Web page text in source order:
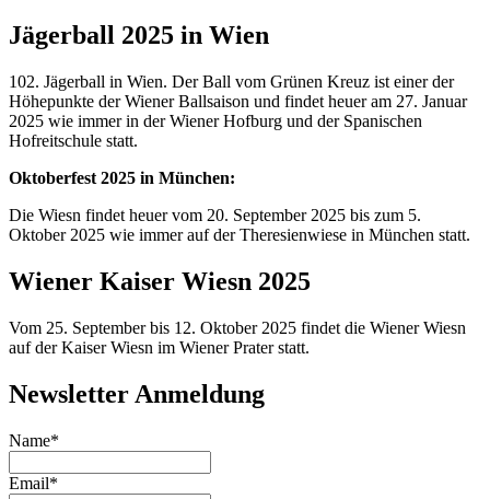
Jägerball 2025 in Wien
102. Jägerball in Wien. Der Ball vom Grünen Kreuz ist einer der
Höhepunkte der Wiener Ballsaison und findet heuer am 27. Januar
2025 wie immer in der Wiener Hofburg und der Spanischen
Hofreitschule statt.
Oktoberfest 2025 in München:
Die Wiesn findet heuer vom 20. September 2025 bis zum 5.
Oktober 2025 wie immer auf der Theresienwiese in München statt.
Wiener Kaiser Wiesn 2025
Vom 25. September bis 12. Oktober 2025 findet die Wiener Wiesn
auf der Kaiser Wiesn im Wiener Prater statt.
Newsletter Anmeldung
Name*
Email*